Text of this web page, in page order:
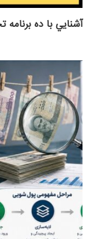
آشنايي با ده برنامه